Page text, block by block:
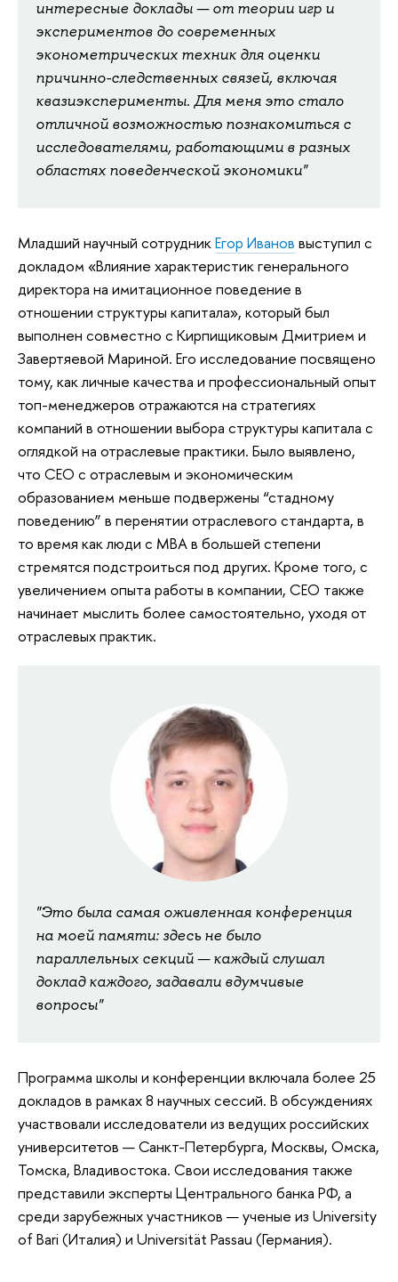
интересные доклады — от теории игр и
экспериментов до современных
эконометрических техник для оценки
причинно-следственных связей, включая
квазиэксперименты. Для меня это стало
отличной возможностью познакомиться с
исследователями, работающими в разных
областях поведенческой экономики"
Младший научный сотрудникЕгор Иванов выступил с
докладом «Влияние характеристик генерального
директора на имитационное поведение в
отношении структуры капитала», который был
выполнен совместно с Кирпищиковым Дмитрием и
Завертяевой Мариной. Его исследование посвящено
тому, как личные качества и профессиональный опыт
топ-менеджеров отражаются на стратегиях
компаний в отношении выбора структуры капитала с
оглядкой на отраслевые практики. Было выявлено,
что CEO с отраслевым и экономическим
образованием меньше подвержены “стадному
поведению” в перенятии отраслевого стандарта, в
то время как люди с MBA в большей степени
стремятся подстроиться под других. Кроме того, с
увеличением опыта работы в компании, CEO также
начинает мыслить более самостоятельно, уходя от
отраслевых практик.
"Это была самая оживленная конференция
на моей памяти: здесь не было
параллельных секций — каждый слушал
доклад каждого, задавали вдумчивые
вопросы"
Программа школы и конференции включала более 25
докладов в рамках 8 научных сессий. В обсуждениях
участвовали исследователи из ведущих российских
университетов — Санкт-Петербурга, Москвы, Омска,
Томска, Владивостока. Свои исследования также
представили эксперты Центрального банка РФ, а
среди зарубежных участников — ученые из University
of Bari (Италия) и Universität Passau (Германия).